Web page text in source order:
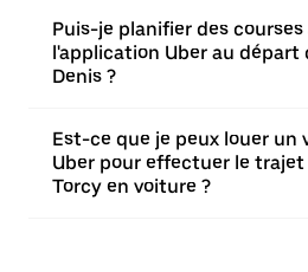
Puis-je planifier des courses
l'application Uber au départ
Denis ?
Est-ce que je peux louer un
Uber pour effectuer le
Torcy en voiture ?